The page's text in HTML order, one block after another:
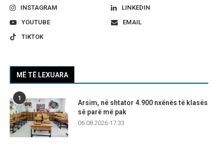
INSTAGRAM
LINKEDIN
YOUTUBE
EMAIL
TIKTOK
MË TË LEXUARA
1
Arsim, në shtator 4.900 nxënës të klasës
së parë më pak
06.08.2026 17:33